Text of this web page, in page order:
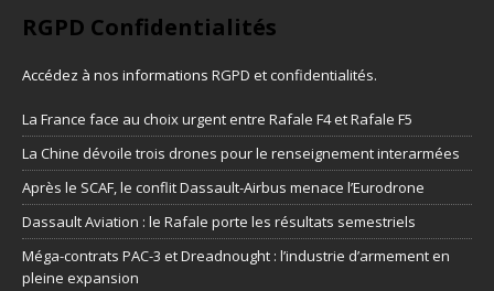
RGPD Confidentialités
Accédez à nos informations RGPD et confidentialités.
La France face au choix urgent entre Rafale F4 et Rafale F5
La Chine dévoile trois drones pour le renseignement interarmées
Après le SCAF, le conflit Dassault-Airbus menace l’Eurodrone
Dassault Aviation : le Rafale porte les résultats semestriels
Méga-contrats PAC-3 et Dreadnought : l’industrie d’armement en
pleine expansion